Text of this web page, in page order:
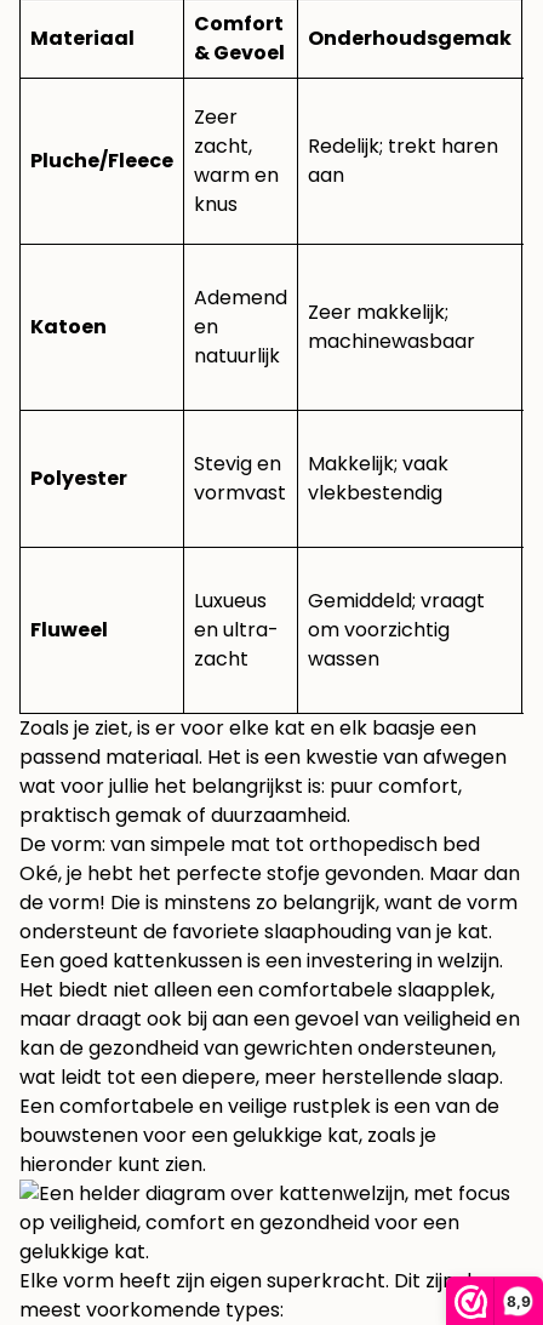
8,9
Materiaal
Comfort
& Gevoel
Onderhoudsgemak
Pluche/Fleece
Zeer
zacht,
warm en
knus
Redelijk; trekt haren
aan
Katoen
Ademend
en
natuurlijk
Zeer makkelijk;
machinewasbaar
Polyester
Stevig en
vormvast
Makkelijk; vaak
vlekbestendig
Fluweel
Luxueus
en ultra-
zacht
Gemiddeld; vraagt
om voorzichtig
wassen
Zoals je ziet, is er voor elke kat en elk baasje een
passend materiaal. Het is een kwestie van afwegen
wat voor jullie het belangrijkst is: puur comfort,
praktisch gemak of duurzaamheid.
De vorm: van simpele mat tot orthopedisch bed
Oké, je hebt het perfecte stofje gevonden. Maar dan
de vorm! Die is minstens zo belangrijk, want de vorm
ondersteunt de favoriete slaaphouding van je kat.
Een goed kattenkussen is een investering in welzijn.
Het biedt niet alleen een comfortabele slaapplek,
maar draagt ook bij aan een gevoel van veiligheid en
kan de gezondheid van gewrichten ondersteunen,
wat leidt tot een diepere, meer herstellende slaap.
Een comfortabele en veilige rustplek is een van de
bouwstenen voor een gelukkige kat, zoals je
hieronder kunt zien.
Elke vorm heeft zijn eigen superkracht. Dit zijn de
meest voorkomende types: